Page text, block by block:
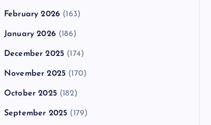
February 2026 (163)
January 2026(186)
December 2025 (174)
November 2025 (170)
October 2025(182)
September 2025 (179)